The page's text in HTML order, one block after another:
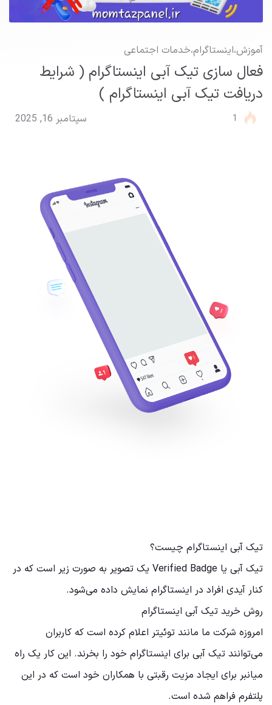
آموزش،اینستاگرام،خدمات اجتماعی
فعال سازی تیک آبی اینستاگرام ( شرایط
دریافت تیک آبی اینستاگرام )
1 سپتامبر 16, 2025
تیک آبی اینستاگرام چیست؟
تیک آبی یا Verified Badge یک تصویر به صورت زیر است که در
کنار آیدی افراد در اینستاگرام نمایش داده می‌شود.
روش خرید تیک آبی اینستاگرام
امروزه شرکت ما مانند توئیتر اعلام کرده است که کاربران
می‌توانند تیک آبی برای اینستاگرام خود را بخرند. این کار یک راه
میانبر برای ایجاد مزیت رقبتی با همکاران خود است که در این
پلتفرم فراهم شده است.